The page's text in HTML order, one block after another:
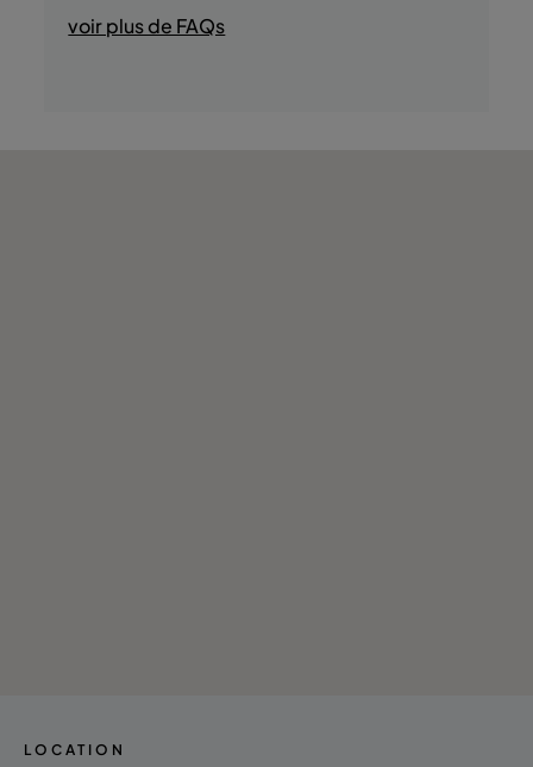
- Pêche
- Plongée
voir plus de FAQs
LOCATION